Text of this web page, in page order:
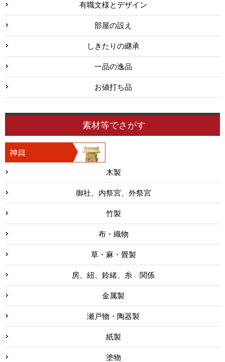
有職文様とデザイン
部屋の設え
しきたりの継承
一品の逸品
お値打ち品
素材等でさがす
木製
御社、内祭宮、外祭宮
竹製
布・織物
草・麻・畳製
房、紐、鈴緒、糸 関係
金属製
瀬戸物・陶器製
紙製
塗物